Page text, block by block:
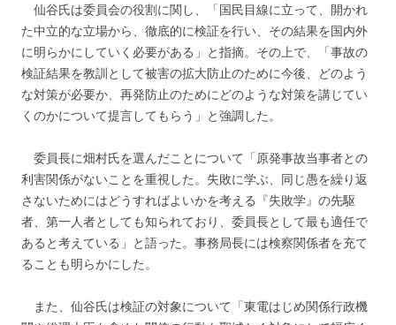
仙谷氏は委員会の役割に関し、「国民目線に立って、開かれ
た中立的な立場から、徹底的に検証を行い、その結果を国内外
に明らかにしていく必要がある」と指摘。その上で、「事故の
検証結果を教訓として被害の拡大防止のために今後、どのよう
な対策が必要か、再発防止のためにどのような対策を講じてい
くのかについて提言してもらう」と強調した。
委員長に畑村氏を選んだことについて「原発事故当事者との
利害関係がないことを重視した。失敗に学ぶ、同じ愚を繰り返
さないためにはどうすればよいかを考える『失敗学』の先駆
者、第一人者としても知られており、委員長として最も適任で
あると考えている」と語った。事務局長には検察関係者を充て
ることも明らかにした。
また、仙谷氏は検証の対象について「東電はじめ関係行政機